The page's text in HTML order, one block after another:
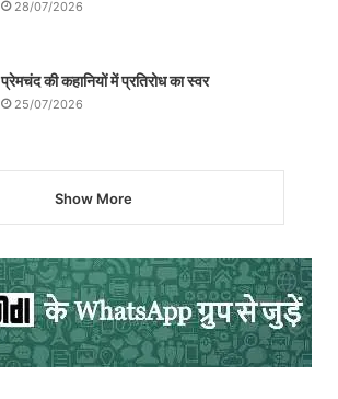
28/07/2026
प्रेमचंद की कहानियों में प्रतिरोध का स्वर
25/07/2026
Show More